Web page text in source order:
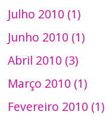
Julho 2010 (1)
Junho 2010 (1)
Abril 2010 (3)
Março 2010 (1)
Fevereiro 2010 (1)